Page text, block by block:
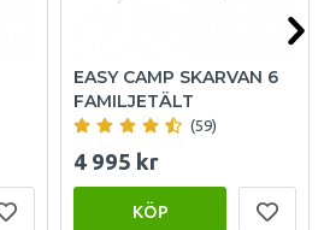
EASY CAMP SKARVAN 6
FAMILJETÄLT
(59)
4 995 kr
KÖP